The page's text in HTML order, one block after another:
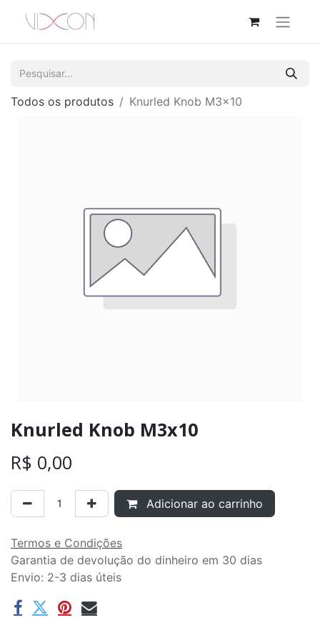
Todos os produtos Knurled Knob M3x10
Knurled Knob M3x10
R$ 0,00
Adicionar ao carrinho
Termos e Condições
Garantia de devolução do dinheiro em 30 dias
Envio: 2-3 dias úteis